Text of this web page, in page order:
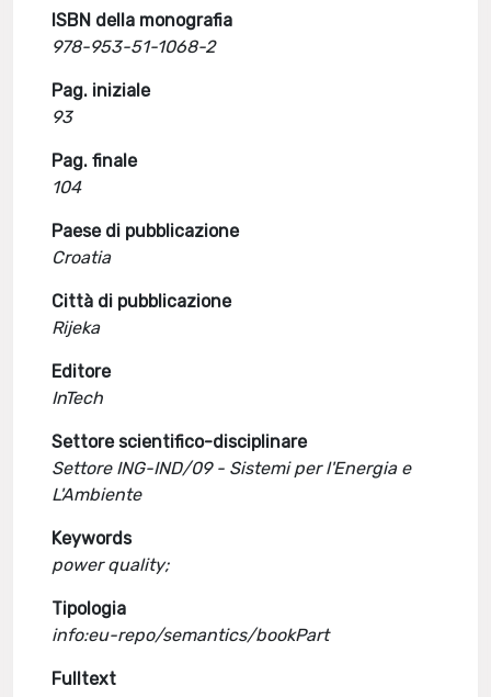
ISBN della monografia
978-953-51-1068-2
Pag. iniziale
93
Pag. finale
104
Paese di pubblicazione
Croatia
Città di pubblicazione
Rijeka
Editore
InTech
Settore scientifico-disciplinare
Settore ING-IND/09 - Sistemi per l'Energia e
L'Ambiente
Keywords
power quality;
Tipologia
info:eu-repo/semantics/bookPart
Fulltext